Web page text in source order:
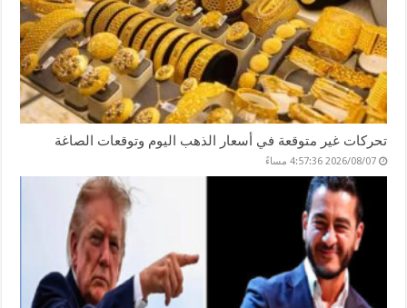
تحركات غير متوقعة في أسعار الذهب اليوم وتوقعات الصاغة
2026/08/07 4:57:36 مساءً